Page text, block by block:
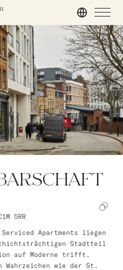
5RR
Apartments liegen
Stadtteil
auf Moderne trifft.
Wahrzeichen wie der St.